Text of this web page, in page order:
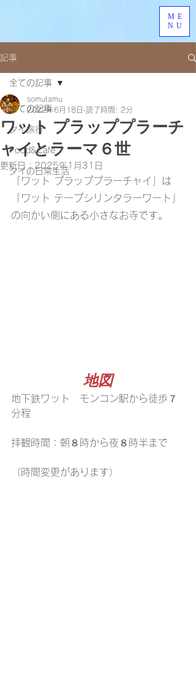
ME
NU
記事
全ての記事
タイ旅行
Food&Cafe
タイの日常生活
全ての記事
ワット プラッププラーチ
ャイとラーマ６世
somutamu
2022年6月18日 読了時間: 2分
更新日： 2025年1月31日
「ワット プラッププラーチャイ」は
「ワット テープシリンタラーワート」
の向かい側にある小さなお寺です。
地図
地下鉄ワット　モンコン駅から徒歩７
分程
拝観時間：朝８時から夜８時半まで
（時間変更があります）